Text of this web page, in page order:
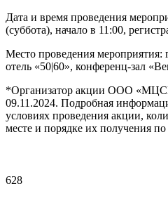
Дата и время проведения
(суббота), начало в 11:00,
Место проведения
отель «50|60», конференц-зал
*Организатор акции ООО
09.11.2024. Подробная
условиях проведения акции,
месте и порядке их получения
628